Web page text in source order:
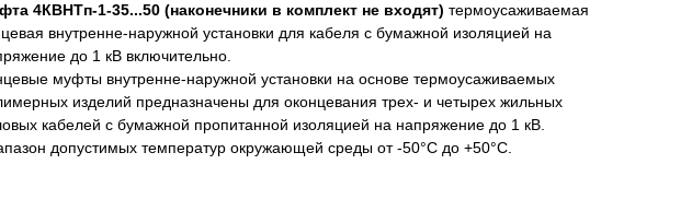
4КВНТп-1-35...50 (наконечники в комплект не входят) термоусаживаемая
внутренне-наружной установки для кабеля с бумажной изоляцией на
до 1 кВ включительно.
муфты внутренне-наружной установки на основе термоусаживаемых
изделий предназначены для оконцевания трех- и четырех жильных
кабелей с бумажной пропитанной изоляцией на напряжение до 1 кВ.
допустимых температур окружающей среды от -50°С до +50°С.